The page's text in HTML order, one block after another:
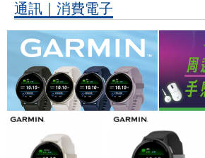
通訊｜消費電子